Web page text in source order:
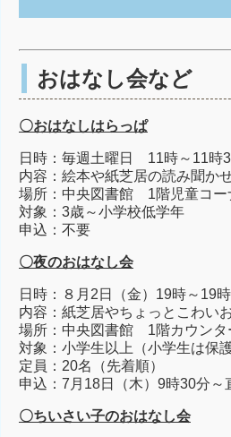
おはなし会など
〇おはなしはらっぱ
日時：毎週土曜日 11時～11時
内容：絵本や紙芝居の読み聞か
場所：中央図書館 1階児童コー
対象：3歳～小学校低学年
申込：不要
〇夜のおはなし会
日時：８月2日（金）19時～19
内容：紙芝居やちょっとこわい
場所：中央図書館 1階カウンタ
対象：小学生以上（小学生は保
定員：20名（先着順）
申込：7月18日（木）9時30分～
〇ちいさい子のおはなし会